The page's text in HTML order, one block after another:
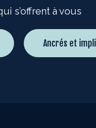
s’offrent à vous
Ancrés et